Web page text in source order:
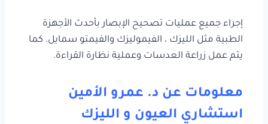
إجراء جميع عمليات تصحيح الإبصار بأحدث الأجهزة
الطبية مثل الليزك ، الفيموليزك والفيمتو سمايل. كما
يتم عمل زراعة العدسات وعملية نظارة القراءة.
معلومات عن د. عمرو الأمين
استشاري العيون و الليزك